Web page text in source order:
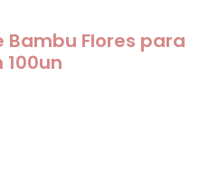
Bambu Flores para
100un